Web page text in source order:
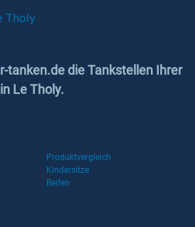
Tholy
tanken.de die Tankstellen Ihrer
Le Tholy.
Produktvergleich
Kindersitze
Reifen